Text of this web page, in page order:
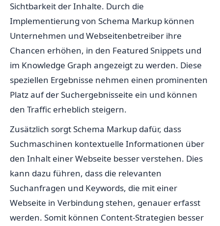
Sichtbarkeit der Inhalte. Durch die
Implementierung von Schema Markup können
Unternehmen und Webseitenbetreiber ihre
Chancen erhöhen, in den Featured Snippets und
im Knowledge Graph angezeigt zu werden. Diese
speziellen Ergebnisse nehmen einen prominenten
Platz auf der Suchergebnisseite ein und können
den Traffic erheblich steigern.
Zusätzlich sorgt Schema Markup dafür, dass
Suchmaschinen kontextuelle Informationen über
den Inhalt einer Webseite besser verstehen. Dies
kann dazu führen, dass die relevanten
Suchanfragen und Keywords, die mit einer
Webseite in Verbindung stehen, genauer erfasst
werden. Somit können Content-Strategien besser